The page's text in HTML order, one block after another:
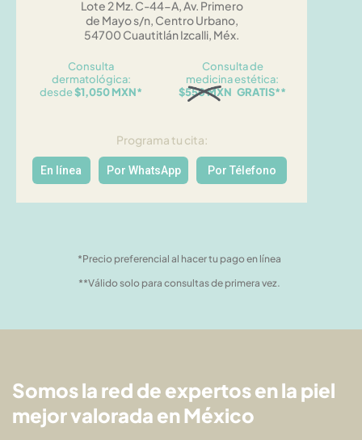
Lote 2 Mz. C-44-A, Av. Primero
de Mayo s/n, Centro Urbano,
54700 Cuautitlán Izcalli, Méx.
Consulta
dermatológica:
desde$1,050 MXN*
Consulta de
medicina estética:
$550 MXN GRATIS**
Programa tu cita:
En línea Por WhatsApp Por Télefono
*Precio preferencial al hacer tu pago en línea
**Válido solo para consultas de primera vez.
Somos la red de expertos en la piel
mejor valorada en México